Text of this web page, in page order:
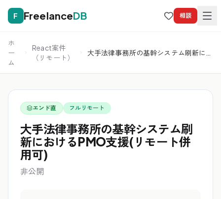
F FreelanceDB 相談
ホ
ー
ム
React案件
（リモート）
大手法律事務所の基幹システム刷新にお
エンド直 フルリモート
大手法律事務所の基幹システム刷
新におけるPMO支援(リモート併
用可)
非公開